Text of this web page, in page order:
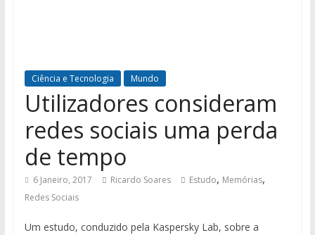
Ciência e Tecnologia Mundo
Utilizadores consideram
redes sociais uma perda
de tempo
6 Janeiro, 2017 Ricardo Soares Estudo, Memórias,
Redes Sociais
Um estudo, conduzido pela Kaspersky Lab, sobre a